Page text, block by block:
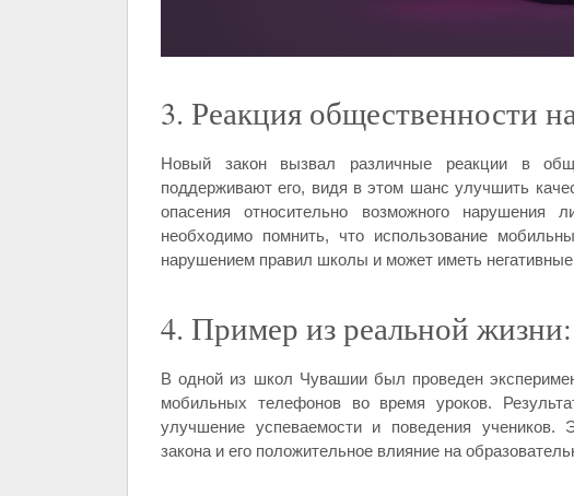
3. Реакция общественности
Новый закон вызвал различные реакции в
поддерживают его, видя в этом шанс улучшить
опасения относительно возможного нарушения
необходимо помнить, что использование
нарушением правил школы и может иметь
4. Пример из реальной жизни:
В одной из школ Чувашии был проведен
мобильных телефонов во время уроков.
улучшение успеваемости и поведения учеников.
закона и его положительное влияние на